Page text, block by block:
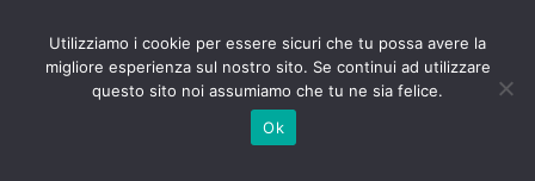
Di Nenno e Stupaczuk
confermano l’unione per il 2023:
Puntiamo ad essere i numeri 1
VISUALIZZA TUTTI
Utilizziamo i cookie per essere sicuri che tu possa avere la
migliore esperienza sul nostro sito. Se continui ad utilizzare
questo sito noi assumiamo che tu ne sia felice.
Ok